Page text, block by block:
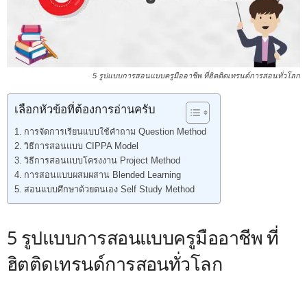
5 รูปแบบการสอนแบบครูมืออาชีพ ที่ฮิตติดเทรนด์การสอนทั่วโลก
เลือกหัวข้อที่ต้องการอ่านครับ
การจัดการเรียนแบบใช้คำถาม Question Method
วิธีการสอนแบบ CIPPA Model
วิธีการสอนแบบโครงงาน Project Method
การสอนแบบผสมผสาน Blended Learning
สอนแบบศึกษาด้วยตนเอง Self Study Method
5 รูปแบบการสอนแบบครูมืออาชีพ ที่
ฮิตติดเทรนด์การสอนทั่วโลก